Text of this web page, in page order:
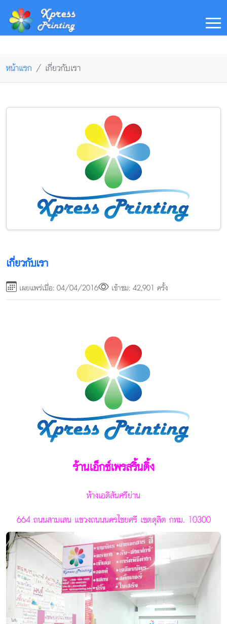
หน้าแรก เกี่ยวกับเรา
เกี่ยวกับเรา
เผยแพร่เมื่อ: 04/04/2016 เข้าชม: 42,901 ครั้ง
ร้านเอ็กซ์เพรสริ้นติ้ง
ห้างเอดิสันศรีย่าน
664 ถนนสามเสน แขวงถนนนครไชยศรี เขตดุสิต กทม. 10300